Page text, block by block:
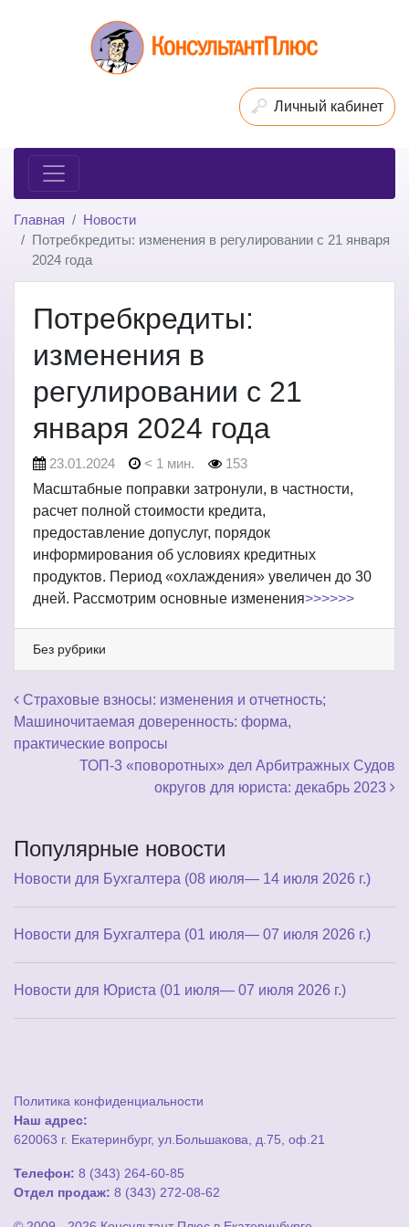
Личный кабинет
Главная
Новости
Потребкредиты: изменения в регулировании с 21 января
2024 года
Потребкредиты:
изменения в
регулировании с 21
января 2024 года
23.01.2024 < 1 мин.
153
Масштабные поправки затронули, в частности,
расчет полной стоимости кредита,
предоставление допуслуг, порядок
информирования об условиях кредитных
продуктов. Период «охлаждения» увеличен до 30
дней. Рассмотрим основные изменения>>>>>>
Без рубрики
Навигация по записям
Страховые взносы: изменения и отчетность;
Машиночитаемая доверенность: форма,
практические вопросы
ТОП-3 «поворотных» дел Арбитражных Судов
округов для юриста: декабрь 2023
Популярные новости
Новости для Бухгалтера (08 июля— 14 июля 2026 г.)
Новости для Бухгалтера (01 июля— 07 июля 2026 г.)
Новости для Юриста (01 июля— 07 июля 2026 г.)
Политика конфиденциальности
Наш адрес:
620063 г. Екатеринбург, ул.Большакова, д.75, оф.21
Телефон: 8 (343) 264-60-85
Отдел продаж: 8 (343) 272-08-62